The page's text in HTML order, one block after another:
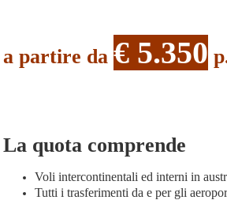
a partire da€ 5.350
La quota comprende
Voli intercontinentali ed interni in
Tutti i trasferimenti da e per gli